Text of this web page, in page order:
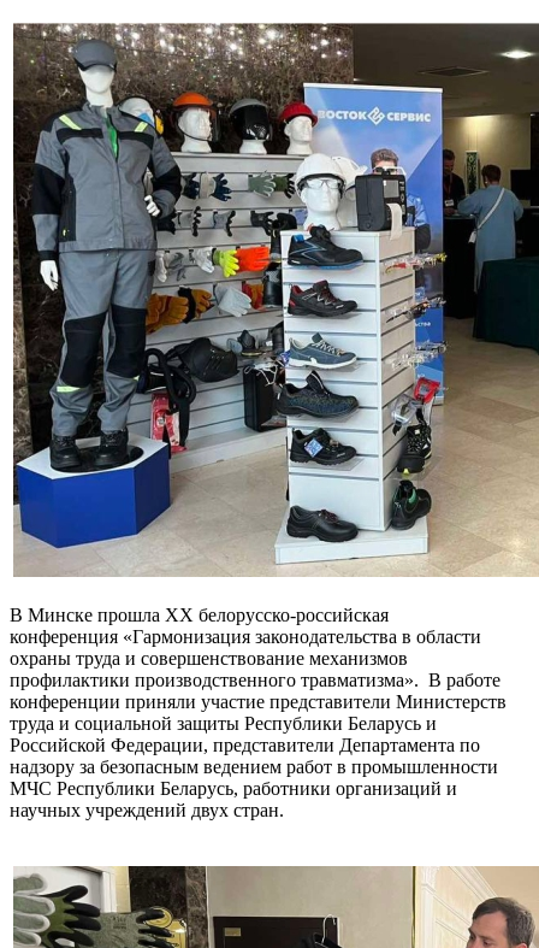
В Минске прошла ХХ белорусско-российская
конференция «Гармонизация законодательства в области
охраны труда и совершенствование механизмов
профилактики производственного травматизма». В работе
конференции приняли участие представители Министерств
труда и социальной защиты Республики Беларусь и
Российской Федерации, представители Департамента по
надзору за безопасным ведением работ в промышленности
МЧС Республики Беларусь, работники организаций и
научных учреждений двух стран.